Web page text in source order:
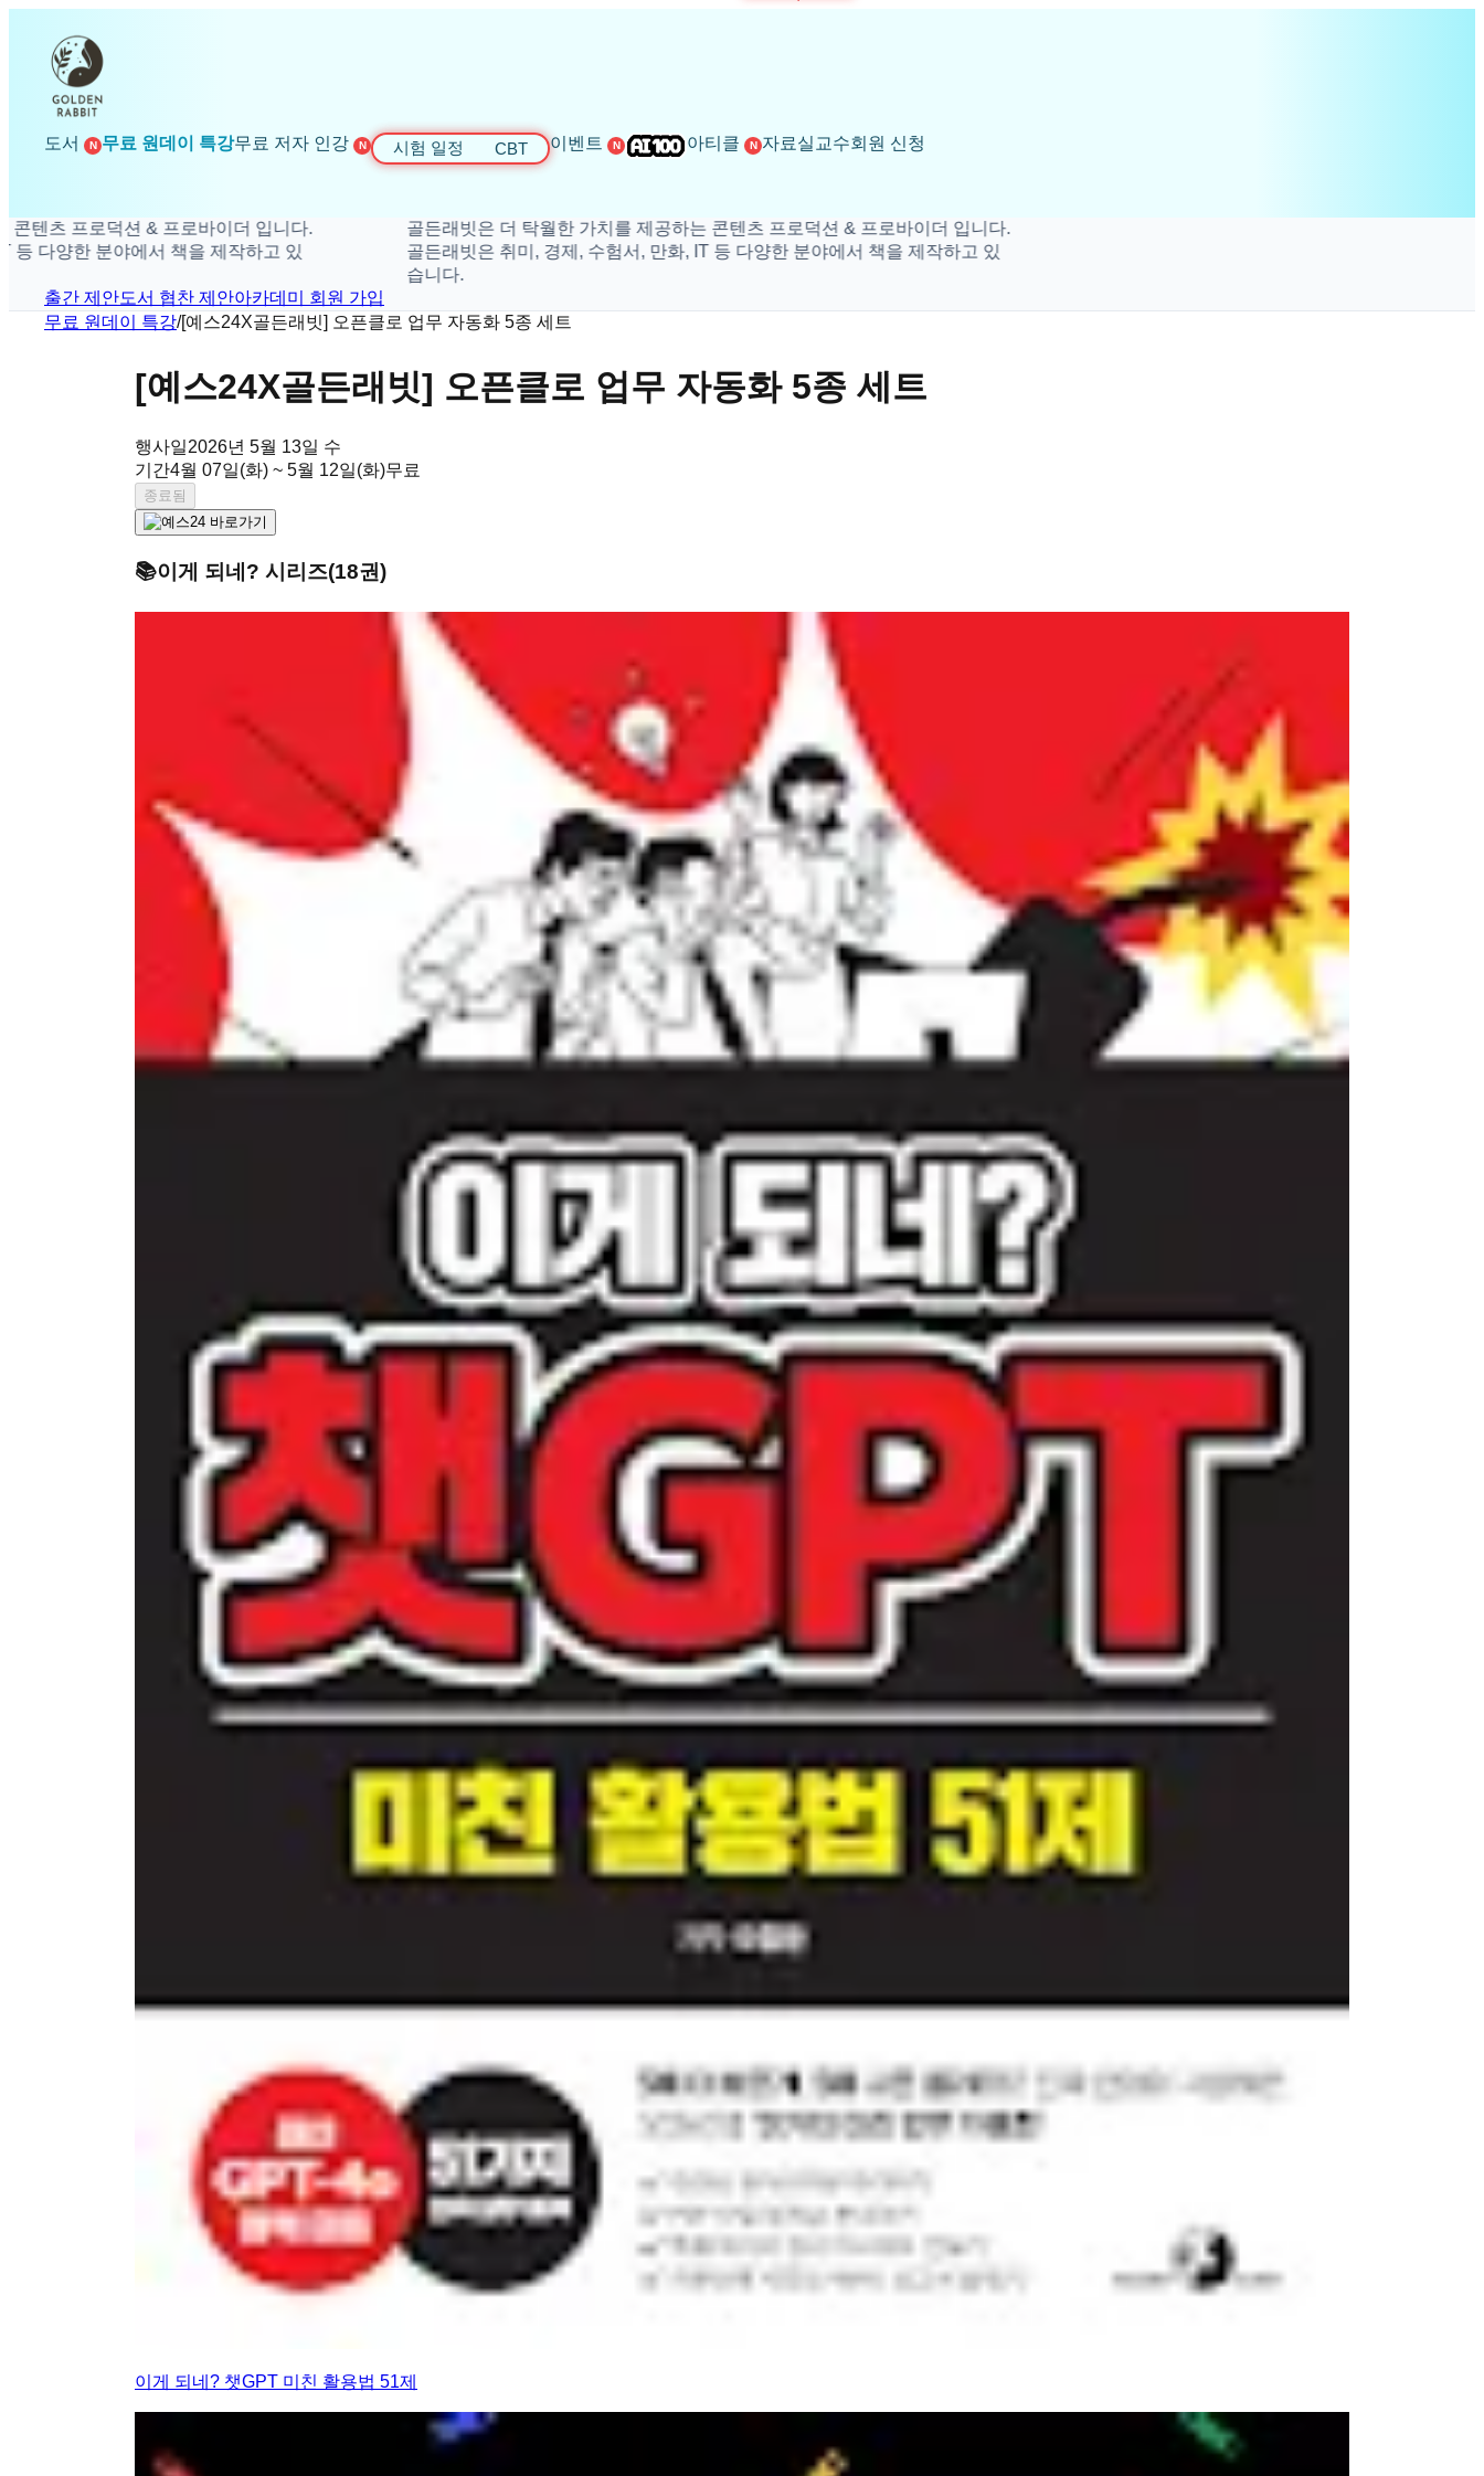
도서 N 무료 원데이 특강무료 저자 인강 N 시험 일정 CBT 이벤트 N 아티클 N 자료실 교수회원 신청
& 프로바이더 입니다.
에서 책을 제작하고 있
골든래빗은 더 탁월한 가치를 제공하는 콘텐츠 프로덕션 & 프로바이더 입니다.
골든래빗은 취미, 경제, 수험서, 만화, IT 등 다양한 분야에서 책을 제작하고 있
출간 제안도서 협찬 제안아카데미 회원 가입
무료 원데이 특강/[예스24X골든래빗] 오픈클로 업무 자동화 5종 세트
[예스24X골든래빗] 오픈클로 업무 자동화 5종 세트
행사일2026년 5월 13일 수
기간4월 07일(화) ~ 5월 12일(화)무료
종료됨
📚이게 되네? 시리즈(18권)
이게 되네? 챗GPT 미친 활용법 51제